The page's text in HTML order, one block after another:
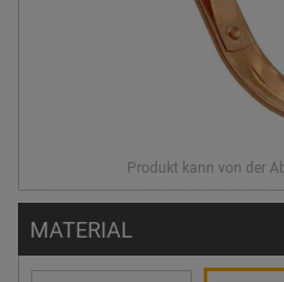
MATERIAL